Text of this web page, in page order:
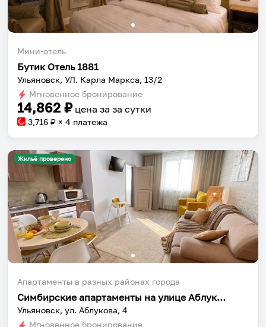
Мини-отель
Бутик Отель 1881
Ульяновск, УЛ. Карла Маркса, 13/2
Мгновенное бронирование
14,862 ₽ цена за за сутки
3,716 ₽ × 4 платежа
Жильё проверено
Апартаменты в разных районах города
Симбирские апартаменты на улице Аблукова 4
Ульяновск, ул. Аблукова, 4
Мгновенное бронирование